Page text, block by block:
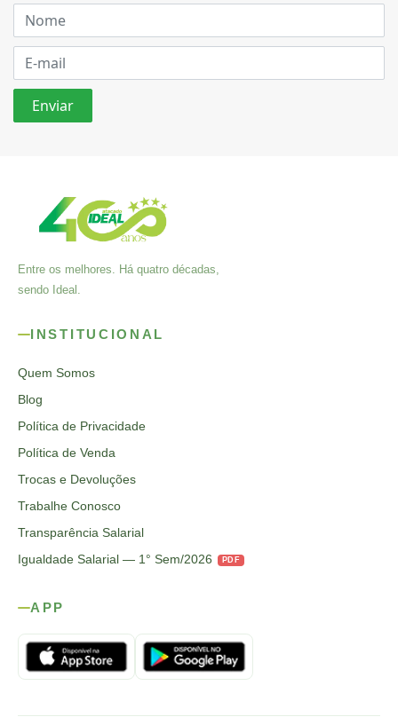
Entre os melhores. Há quatro décadas,
sendo Ideal.
INSTITUCIONAL
Quem Somos
Blog
Política de Privacidade
Política de Venda
Trocas e Devoluções
Trabalhe Conosco
Transparência Salarial
Igualdade Salarial — 1° Sem/2026
PDF
APP